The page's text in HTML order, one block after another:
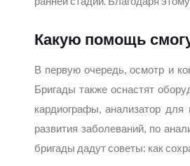
Какую помощь
В первую очередь, осмотр и
Бригады также оснастят
кардиографы, анализатор
развития заболеваний, по
бригады дадут советы: как